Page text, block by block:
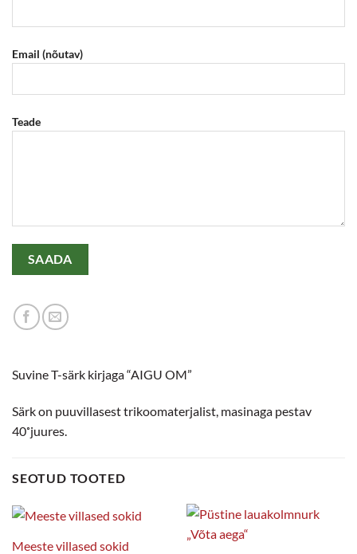
Email (nõutav)
Teade
Suvine T-särk kirjaga “AIGU OM”
Särk on puuvillasest trikoomaterjalist, masinaga pestav
40˚juures.
SEOTUD TOOTED
Meeste villased sokid